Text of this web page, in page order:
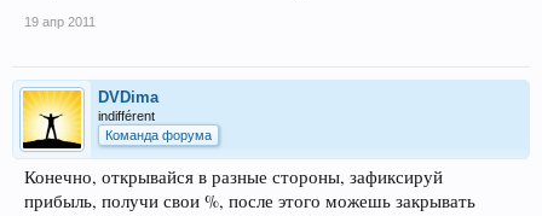
19 апр 2011
DVDima
indifférent
Команда форума
Конечно, открывайся в разные стороны, зафиксируй
прибыль, получи свои %, после этого можешь закрывать